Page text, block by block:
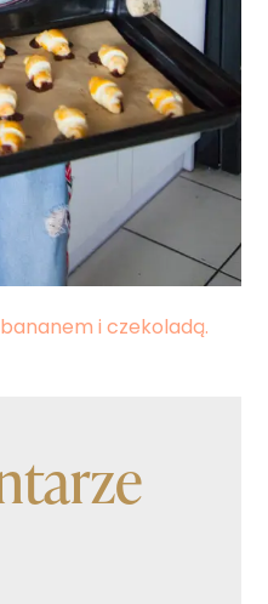
bananem i czekoladą.